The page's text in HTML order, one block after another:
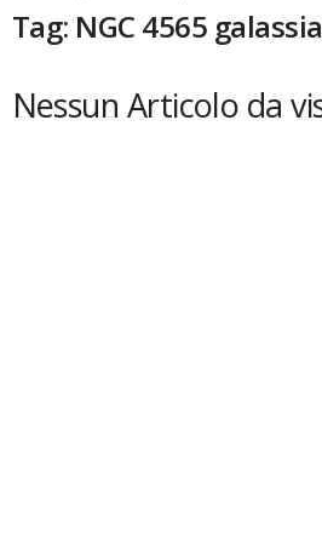
m
t
Tag: NGC 4565
Nessun Articolo da